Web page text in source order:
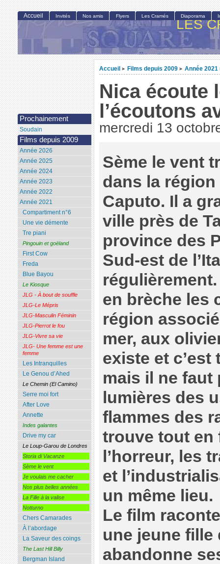
LES
Accueil > Films depuis 2009 > Année 2021
Nica écoute
l’écoutons
mercredi 13
Sème le vent
dans la
Caputo. Il a
ville près de
province des
Sud-est de
en brèche les
région
mer, aux
existe et
mais il ne faut
lumières des
flammes des
trouve tout en
l’horreur, les
et
un même lieu.
Le film
une jeune fille
abandonne
Accueil Invités Nos amis Flyers Les Cramés Diaporama
Prochainement
Soudain
Films depuis 2009
Année 2026
Année 2025
Année 2024
Année 2023
Année 2022
Année 2021
Compartiment n°6
Une vie démente
Tre piani
Pingouin et goëland
First Cow
Freda
Blue Bayou
Le Kiosque
JLG - À bout de souffle
JLG-Le Mépris
JLG-Masculin Féminin
JLG-Pierrot le fou
JLG-Vivre sa vie
JLG- Une femme est une
femme
Les Intranquilles
Le Genou d’Ahed
Le Chemin (El Camino)
Serre moi fort
After Love
Annette
Indes galantes
Drive my car
Le Loup-Garou de Londres
Storia di Vacanze
Sème le vent
Je voulais me cacher
Nos plus belles années
La Fille à la valise
Notturno
Chers Camarades
À l’abordage
La Saveur des coings
The Last Hill Billy
Bergman Island